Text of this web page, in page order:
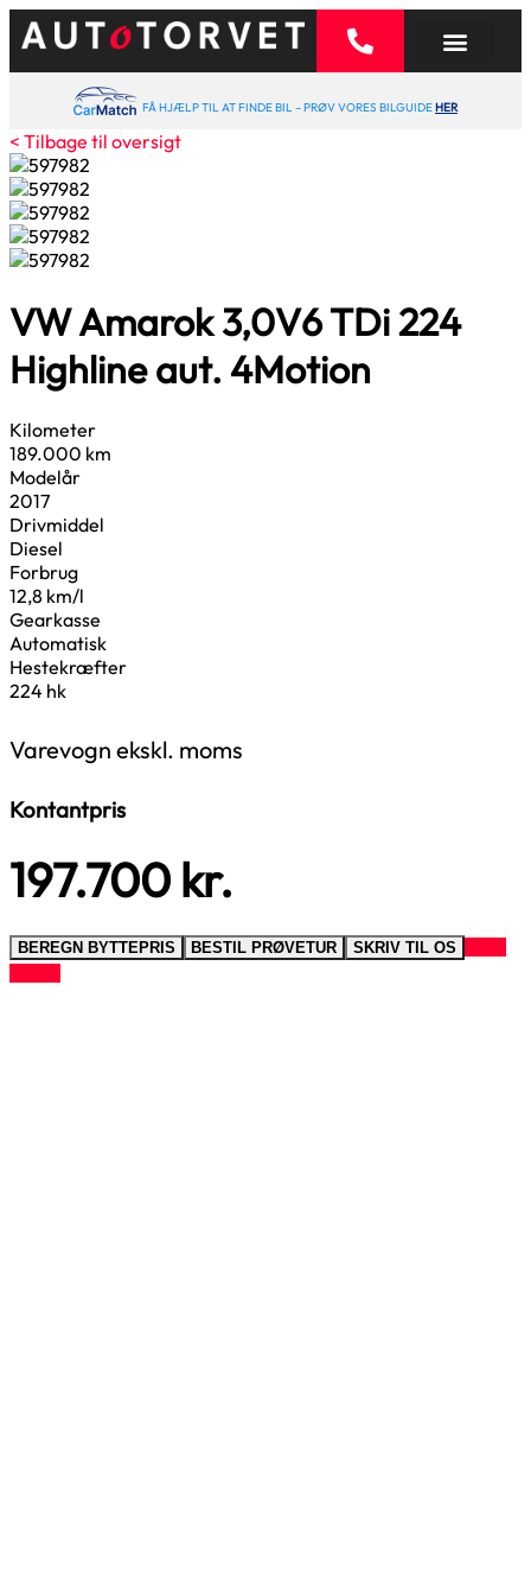
FÅ HJÆLP TIL AT FINDE BIL – PRØV VORES BILGUIDEHER
< Tilbage til oversigt
VW Amarok3,0V6 TDi 224
Highline aut. 4Motion
Kilometer
189.000 km
Modelår
2017
Drivmiddel
Diesel
Forbrug
12,8 km/l
Gearkasse
Automatisk
Hestekræfter
224 hk
Varevogn ekskl. moms
Kontantpris
197.700 kr.
BEREGN BYTTEPRIS BESTIL PRØVETUR SKRIV TIL OS